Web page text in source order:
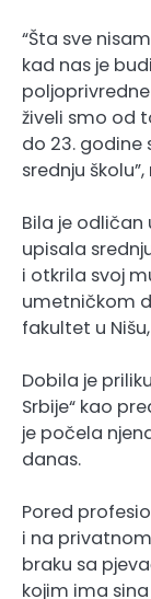
“Šta sve
kad nas je
živeli smo od
do 23. godine
srednju
Bila je odličan
upisala
i otkrila svoj
umetničkom
fakultet u
Dobila je
Srbije“ kao
je počela
danas.
Pored
i na
braku sa
kojim ima